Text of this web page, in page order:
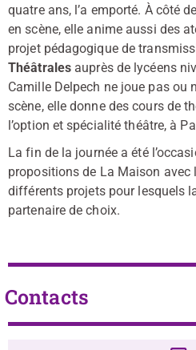
quatre ans, l’a emporté. À côté
en scène, elle anime aussi des
projet pédagogique de
Théâtrales auprès de lycéens
Camille Delpech ne joue pas ou
scène, elle donne des cours de
l’option et spécialité théâtre, à
La fin de la journée a été
propositions de La Maison avec
différents projets pour lesquels
partenaire de choix.
Contacts